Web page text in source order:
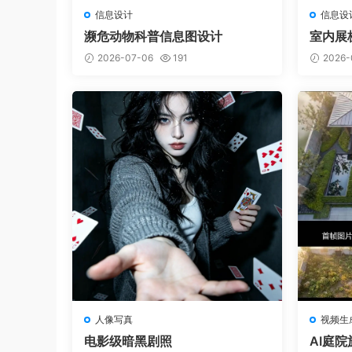
信息设计
濒危动物科普信息图设计
2026-07-06 191
信息设
室内展
人像写真
电影级暗黑剧照
视频生
AI庭院